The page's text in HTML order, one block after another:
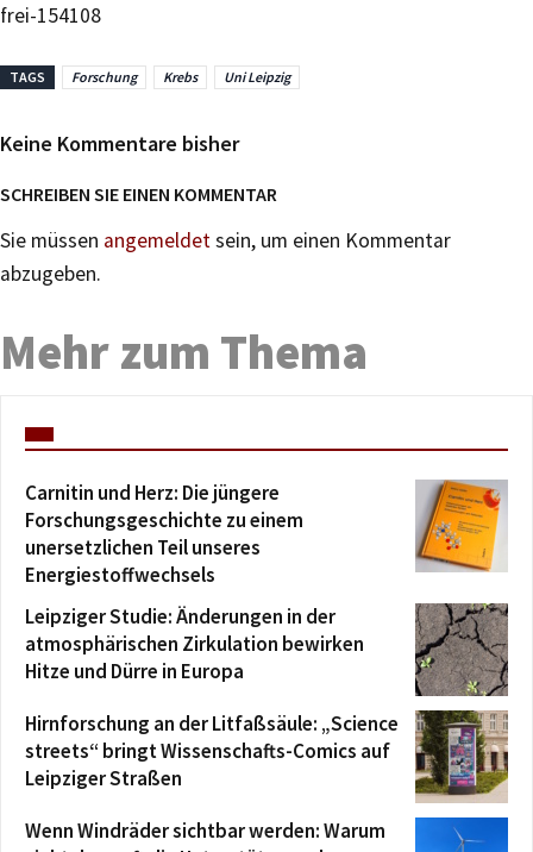
frei-154108
TAGS Forschung Krebs Uni Leipzig
Keine Kommentare bisher
SCHREIBEN SIE EINEN KOMMENTAR
Sie müssen angemeldetsein, um einen Kommentar
abzugeben.
Mehr zum Thema
Carnitin und Herz: Die jüngere
Forschungsgeschichte zu einem
unersetzlichen Teil unseres
Energiestoffwechsels
Leipziger Studie: Änderungen in der
atmosphärischen Zirkulation bewirken
Hitze und Dürre in Europa
Hirnforschung an der Litfaßsäule: „Science
streets“ bringt Wissenschafts-Comics auf
Leipziger Straßen
Wenn Windräder sichtbar werden: Warum